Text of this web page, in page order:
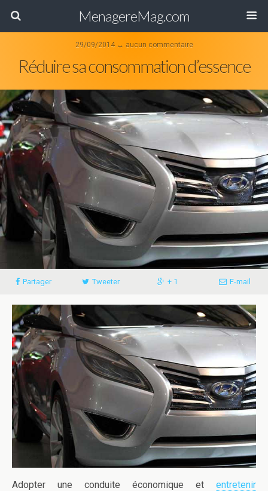
MenagereMag.com
29/09/2014 ↔ aucun commentaire
Réduire sa consommation d’essence
Partager Tweeter + 1 E-mail
Adopter une conduite économique et entretenir